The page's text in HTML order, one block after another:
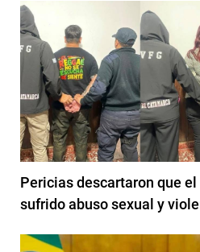
Pericias descartaron que el
sufrido abuso sexual y